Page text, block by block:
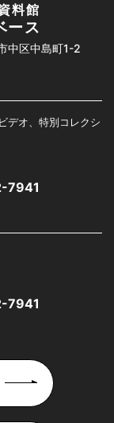
料館
ース
中区中島町1-2
デオ、特別コレクシ
7941
7941